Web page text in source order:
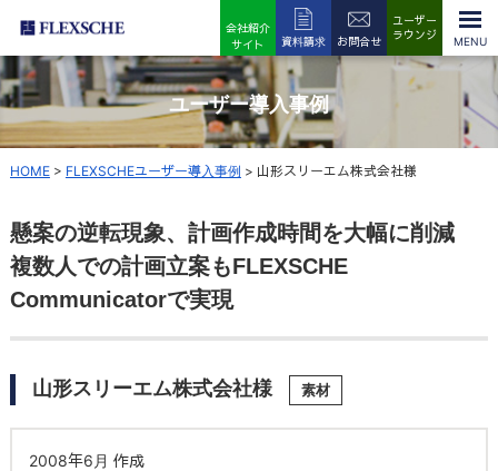
会社紹介
サイト
資料請求 お問合せ
ユーザー
ラウンジ
ユーザー導入事例
HOME> FLEXSCHEユーザー導入事例 > 山形スリーエム株式会社様
懸案の逆転現象、計画作成時間を大幅に削減
複数人での計画立案もFLEXSCHE
Communicatorで実現
山形スリーエム株式会社様 素材
2008年6月 作成